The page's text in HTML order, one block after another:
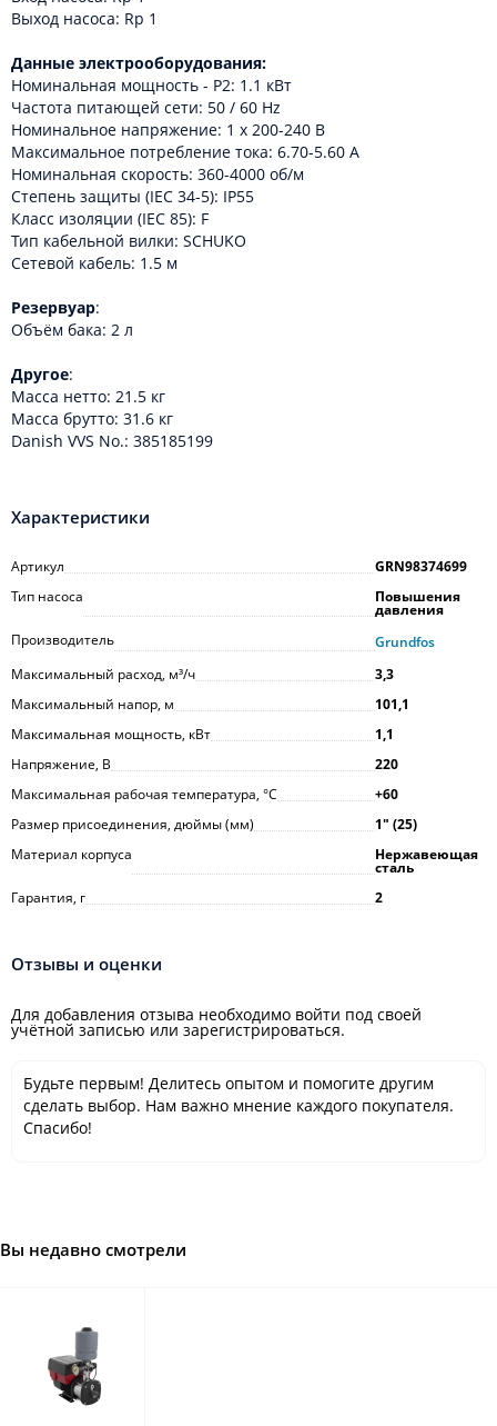
Выход насоса: Rp 1
Данные электрооборудования:
Номинальная мощность - P2: 1.1 кВт
Частота питающей сети: 50 / 60 Hz
Номинальное напряжение: 1 x 200-240 В
Максимальное потребление тока: 6.70-5.60 A
Номинальная скорость: 360-4000 об/м
Степень защиты (IEC 34-5): IP55
Класс изоляции (IEC 85): F
Тип кабельной вилки: SCHUKO
Сетевой кабель: 1.5 м
Резервуар:
Объём бака: 2 л
Другое:
Масса нетто: 21.5 кг
Масса брутто: 31.6 кг
Danish VVS No.: 385185199
Характеристики
Артикул
GRN98374699
Тип насоса
Повышения
давления
Производитель
Grundfos
Максимальный расход, м³/ч
3,3
Максимальный напор, м
101,1
Максимальная мощность, кВт
1,1
Напряжение, В
220
Максимальная рабочая температура, °С
+60
Размер присоединения, дюймы (мм)
1ʺ (25)
Материал корпуса
Нержавеющая
сталь
Гарантия, г
2
Отзывы и оценки
Для добавления отзыва необходимо войти под своей
учётной записью или зарегистрироваться.
Будьте первым! Делитесь опытом и помогите другим
сделать выбор. Нам важно мнение каждого покупателя.
Спасибо!
Вы недавно смотрели